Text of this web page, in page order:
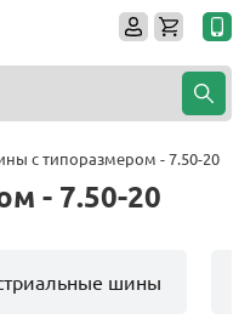
с типоразмером - 7.50-20
- 7.50-20
шины